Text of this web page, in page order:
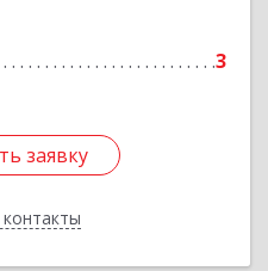
3
заявку
заявку